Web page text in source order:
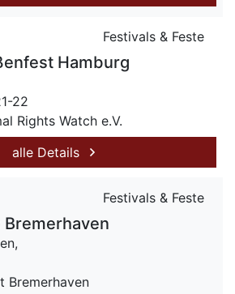
Festivals & Feste
Hamburg
22
Rights Watch e.V.
alle Details
Festivals & Feste
Bremerhaven
Bremerhaven